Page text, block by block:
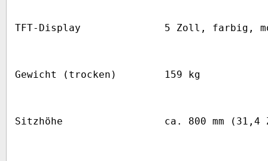
TFT-Display 5 Zoll, farbig,
Gewicht (trocken) 159 kg
Sitzhöhe ca. 800 mm